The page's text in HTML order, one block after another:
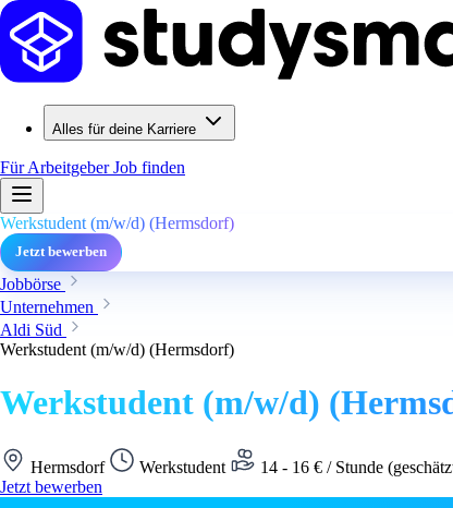
Alles für deine Karriere
Für ArbeitgeberJob finden
Werkstudent (m/w/d) (Hermsdorf)
Jetzt bewerben
Jobbörse
Unternehmen
Aldi Süd
Werkstudent (m/w/d) (Hermsdorf)
Werkstudent (m/w/d)
Hermsdorf Werkstudent 14 - 16 € / Stunde
Jetzt bewerben